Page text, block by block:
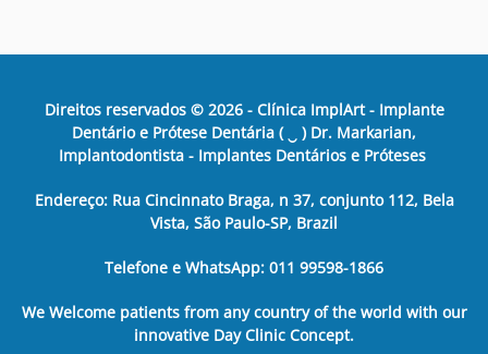
Direitos reservados © 2026- Clínica ImplArt - Implante
Dentário e Prótese Dentária ( ‿ ) Dr. Markarian,
Implantodontista - Implantes Dentários e Próteses
Endereço: Rua Cincinnato Braga, n 37, conjunto 112, Bela
Vista, São Paulo-SP, Brazil
Telefone e WhatsApp: 011 99598-1866
We Welcome patients from any country of the world with our
innovative Day Clinic Concept.